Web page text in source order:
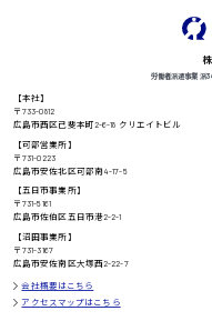
高知県
鳥取県
日給8000円〜
労働者派遣事業 派
【本社】
〒733-0812
広島市西区己斐本町2-6-18 クリエイトビル
【可部営業所】
〒731-0223
広島市安佐北区可部南4-17-5
【五日市事業所】
〒731-5161
広島市佐伯区五日市港2-2-1
【沼田事業所】
〒731-3167
広島市安佐南区大塚西2-22-7
会社概要はこちら
アクセスマップはこちら